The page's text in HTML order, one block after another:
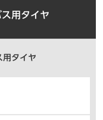
ス用タイヤ
用タイヤ